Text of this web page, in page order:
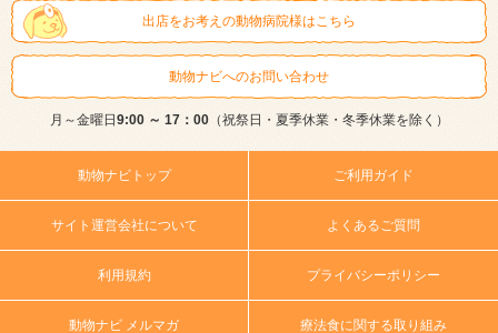
出店をお考えの動物病院様はこちら
動物ナビへのお問い合わせ
月～金曜日9:00 ～ 17：00（祝祭日・夏季休業・冬季休業を除く）
動物ナビトップ ご利用ガイド
サイト運営会社について よくあるご質問
利用規約 プライバシーポリシー
動物ナビ メルマガ 療法食に関する取り組み